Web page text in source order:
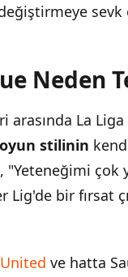
Neden
arasında La Liga
stilinin
"Yeteneğimi
Lig'de bir fırsat
ve hatta